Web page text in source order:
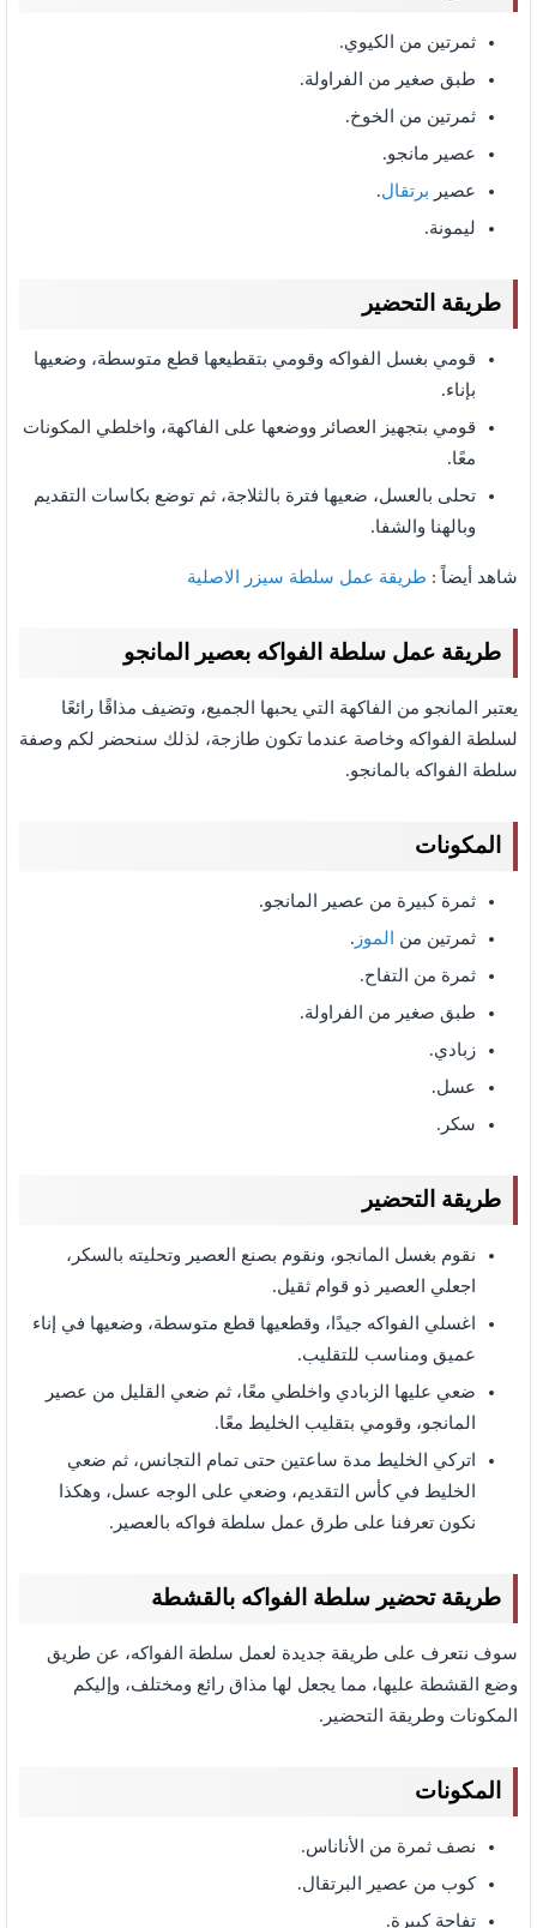
ثمرتين من الكيوي.
طبق صغير من الفراولة.
ثمرتين من الخوخ.
عصير مانجو.
عصير برتقال.
ليمونة.
طريقة التحضير
قومي بغسل الفواكه وقومي بتقطيعها قطع متوسطة، وضعيها
بإناء.
قومي بتجهيز العصائر ووضعها على الفاكهة، واخلطي المكونات
معًا.
تحلى بالعسل، ضعيها فترة بالثلاجة، ثم توضع بكاسات التقديم
وبالهنا والشفا.
شاهد أيضاً : طريقة عمل سلطة سيزر الاصلية
طريقة عمل سلطة الفواكه بعصير المانجو
يعتبر المانجو من الفاكهة التي يحبها الجميع، وتضيف مذاقًا رائعًا
لسلطة الفواكه وخاصة عندما تكون طازجة، لذلك سنحضر لكم وصفة
سلطة الفواكه بالمانجو.
المكونات
ثمرة كبيرة من عصير المانجو.
ثمرتين من
الموز .
ثمرة من التفاح.
طبق صغير من الفراولة.
زبادي.
عسل.
سكر.
طريقة التحضير
نقوم بغسل المانجو، ونقوم بصنع العصير وتحليته بالسكر،
اجعلي العصير ذو قوام ثقيل.
اغسلي الفواكه جيدًا، وقطعيها قطع متوسطة، وضعيها في إناء
عميق ومناسب للتقليب.
ضعي عليها الزبادي واخلطي معًا، ثم ضعي القليل من عصير
المانجو، وقومي بتقليب الخليط معًا.
اتركي الخليط مدة ساعتين حتى تمام التجانس، ثم ضعي
الخليط في كأس التقديم، وضعي على الوجه عسل، وهكذا
نكون تعرفنا على طرق عمل سلطة فواكه بالعصير.
طريقة تحضير سلطة الفواكه بالقشطة
سوف نتعرف على طريقة جديدة لعمل سلطة الفواكه، عن طريق
وضع القشطة عليها، مما يجعل لها مذاق رائع ومختلف، وإليكم
المكونات وطريقة التحضير.
المكونات
نصف ثمرة من الأناناس.
كوب من عصير البرتقال.
تفاحة كبيرة.